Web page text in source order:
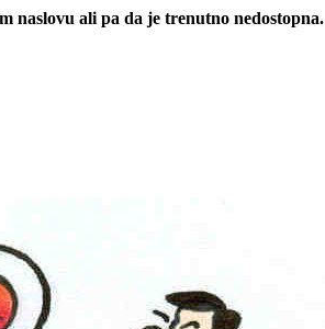
naslovu ali pa da je trenutno nedostopna.